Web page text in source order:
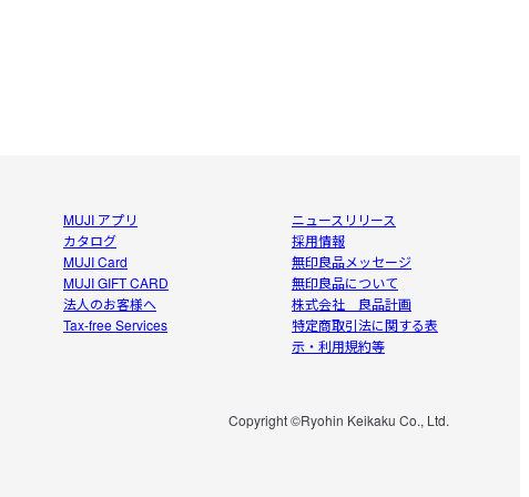
MUJI アプリ
カタログ
MUJI Card
MUJI GIFT CARD
法人のお客様へ
Tax-free Services
ニュースリリース
採用情報
無印良品メッセージ
無印良品について
株式会社 良品計画
特定商取引法に関する表
示・利用規約等
Copyright ©Ryohin Keikaku Co., Ltd.